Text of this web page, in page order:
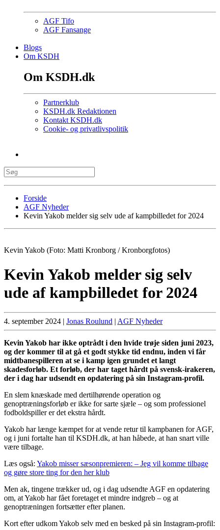
AGF Tifo
AGF Fansange
Blogs
Om KSDH
Om KSDH.dk
Partnerklub
KSDH.dk Redaktionen
Kontakt KSDH.dk
Cookie- og privatlivspolitik
Forside
AGF Nyheder
Kevin Yakob melder sig selv ude af kampbilledet for 2024
Kevin Yakob (Foto: Matti Kronborg / Kronborgfotos)
Kevin Yakob melder sig selv
ude af kampbilledet for 2024
4. september 2024 | Jonas Roulund | AGF Nyheder
Kevin Yakob har ikke optrådt i den hvide trøje siden juni 2023,
og der kommer til at gå et godt stykke tid endnu, inden vi får
midtbanespilleren at se i kamp igen grundet et langt
skadesforløb. Et forløb, der har taget hårdt på svensk-irakeren,
der i dag har udsendt en opdatering på sin Instagram-profil.
En slem knæskade med dertilhørende operation og
genoptræningsforløb er ikke for sarte sjæle – og som professionel
fodboldspiller er det ekstra hårdt.
Yakob har længe kæmpet for at vende retur til kampbanen for AGF,
og i juni fortalte han til KSDH.dk, at han håbede, at han snart ville
være tilbage.
Læs også: Yakob misser sæsonpremieren: – Jeg vil komme tilbage
og gøre store ting for den her klub
Men ak, tingene trækker ud, og i dag udsendte AGF en opdatering
om, at Yakob har fået foretaget et mindre indgreb – og at
genoptræningen fortsætter efter planen.
Kort efter udkom Yakob selv med en besked på sin Instagram-profil: